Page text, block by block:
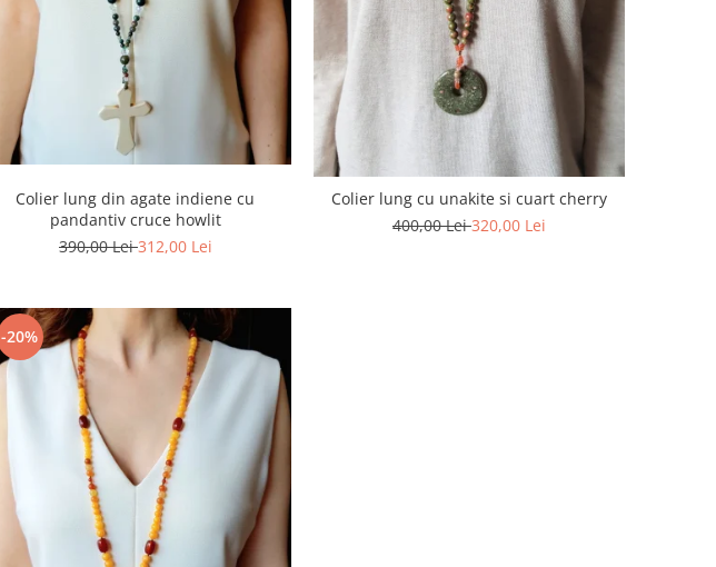
Colier lung din agate indiene cu
pandantiv cruce howlit
390,00 Lei312,00 Lei
Colier lung cu unakite si cuart cherry
400,00 Lei320,00 Lei
-20%